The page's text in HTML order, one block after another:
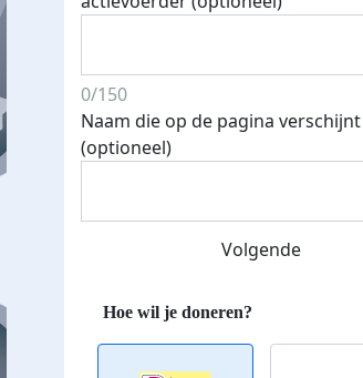
0/150
Naam die op de pagina verschijnt
(optioneel)
Volgende